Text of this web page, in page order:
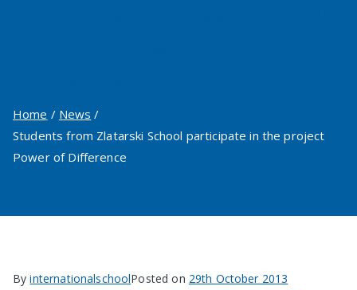
Home
News
Students from Zlatarski School participate in the project
Power of Difference
ByinternationalschoolPosted on 29th October 2013